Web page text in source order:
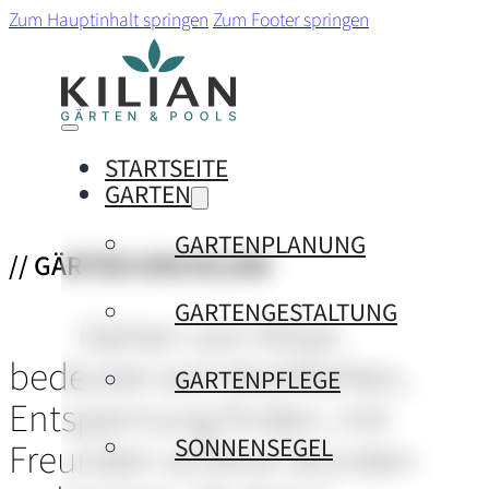
Zum Hauptinhalt springen Zum Footer springen
STARTSEITE
GARTEN
GARTENPLANUNG
GARTENGESTALTUNG
GARTENPFLEGE
SONNENSEGEL
// GÄRTEN VON KILIAN
Gärten von Kilian
bedeutet sich Wohlfühlen,
Entspannung finden, mit
Freunden schöne Stunden